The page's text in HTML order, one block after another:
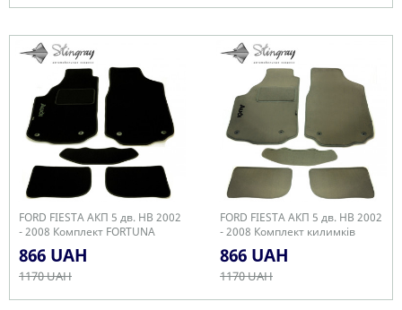
FORD FIESTA АКП 5 дв. НВ 2002
- 2008 Комплект FORTUNA
BLACK
866 UAH
1170 UAH
FORD FIESTA АКП 5 дв. НВ 2002
- 2008 Комплект килимків
866 UAH
1170 UAH